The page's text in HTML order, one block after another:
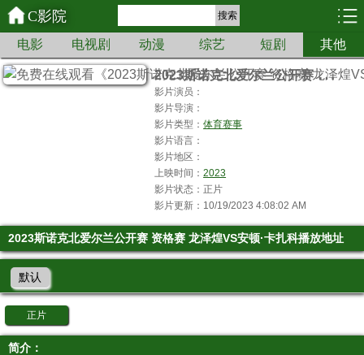
C影院 搜索
电影 电视剧 动漫 综艺 短剧 其他
2
023斯诺克北爱尔兰公开赛 资格赛 龙泽煌VS安顿·卡扎科
影片演员：
影片导演：
影片类型：体育赛事
影片语言：
影片地区：
上映时间：2023
影片状态：正片
影片更新：10/19/2023 4:08:02 AM
2023斯诺克北爱尔兰公开赛 资格赛 龙泽煌VS安顿·卡扎科播放地址
默认
正片
简介：